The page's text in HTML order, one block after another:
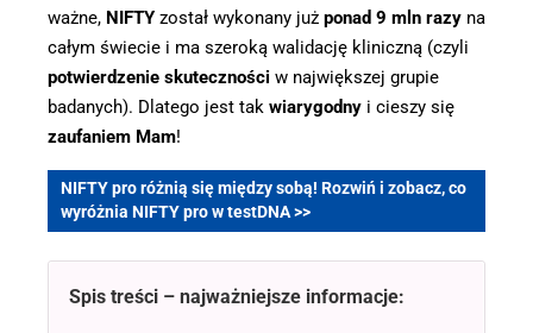
ważne, NIFTY został wykonany już ponad 9 mln razy na
całym świecie i ma szeroką walidację kliniczną (czyli
potwierdzenie skuteczności w największej grupie
badanych). Dlatego jest tak wiarygodny i cieszy się
zaufaniem Mam!
NIFTY pro różnią się między sobą! Rozwiń i zobacz, co
wyróżnia NIFTY pro w testDNA >>
Konsultacja z lekarzem genetykiem
Spis treści – najważniejsze informacje: